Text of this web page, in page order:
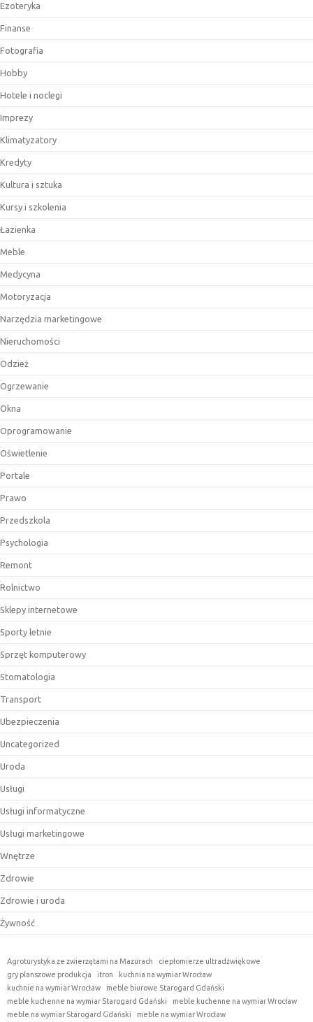
Ezoteryka
Finanse
Fotografia
Hobby
Hotele i noclegi
Imprezy
Klimatyzatory
Kredyty
Kultura i sztuka
Kursy i szkolenia
Łazienka
Meble
Medycyna
Motoryzacja
Narzędzia marketingowe
Nieruchomości
Odzież
Ogrzewanie
Okna
Oprogramowanie
Oświetlenie
Portale
Prawo
Przedszkola
Psychologia
Remont
Rolnictwo
Sklepy internetowe
Sporty letnie
Sprzęt komputerowy
Stomatologia
Transport
Ubezpieczenia
Uncategorized
Uroda
Usługi
Usługi informatyczne
Usługi marketingowe
Wnętrze
Zdrowie
Zdrowie i uroda
Żywność
Agroturystyka ze zwierzętami na Mazurach
ciepłomierze ultradźwiękowe
gry planszowe produkcja
itron
kuchnia na wymiar Wrocław
kuchnie na wymiar Wrocław
meble biurowe Starogard Gdański
meble kuchenne na wymiar Starogard Gdański
meble kuchenne na wymiar Wrocław
meble na wymiar Starogard Gdański
meble na wymiar Wrocław